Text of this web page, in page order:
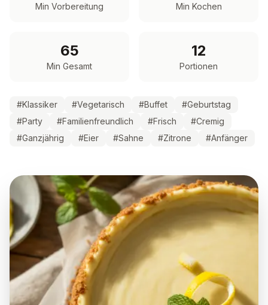
Min Vorbereitung Min Kochen
65
Min Gesamt
12
Portionen
#Klassiker #Vegetarisch #Buffet #Geburtstag
#Party #Familienfreundlich #Frisch #Cremig
#Ganzjährig #Eier #Sahne #Zitrone #Anfänger